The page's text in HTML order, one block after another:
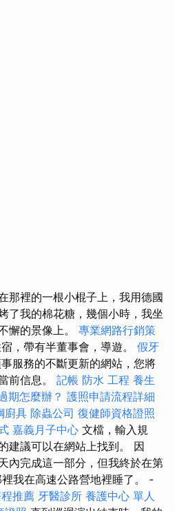
那裡的一根小棍子上，我用德國
了我的棉花糖，幾個小時，我坐
懈的景像上。 專業網路行銷策
，帶有半董事會，導遊。 假牙
服務的不斷更新的網站，您將
前信息。 記帳 防水 工程 養生
期怎麼辦？ 護照申請流程詳細
廚具 除蟲公司 復健師資格證照
嘉義月子中心 文檔，輸入規
建議可以在網站上找到。 因
內完成這一部分，但我終於在第
我在高速公路營地裡睡了。 -
推薦 牙醫診所 養護中心 單人